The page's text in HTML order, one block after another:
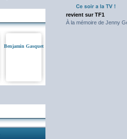
Benjamin Gasquet
revient sur TF1
À la mémoire de Jenny